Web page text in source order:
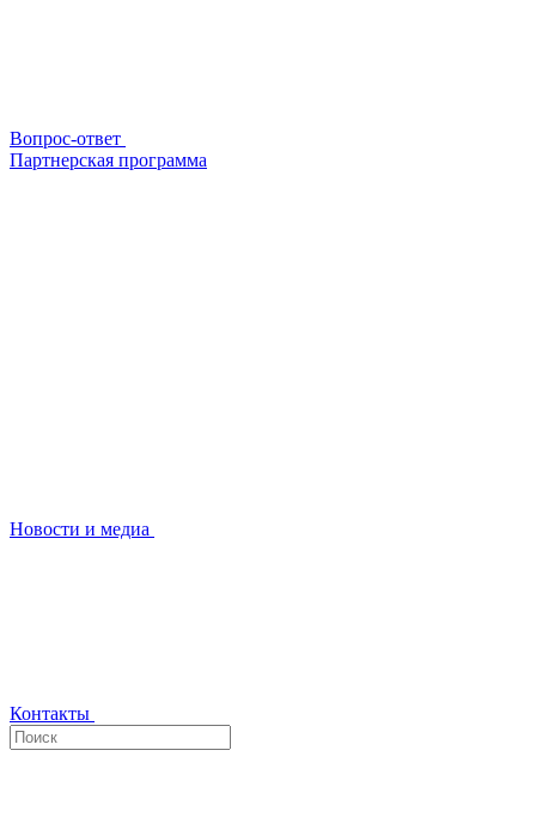
Вопрос-ответ
Партнерская программа
Новости и медиа
Контакты